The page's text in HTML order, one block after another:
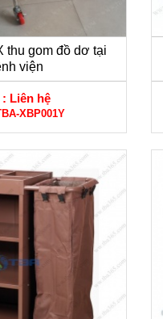
thu gom đồ dơ tại
viện
: Liên hệ
XBP001Y